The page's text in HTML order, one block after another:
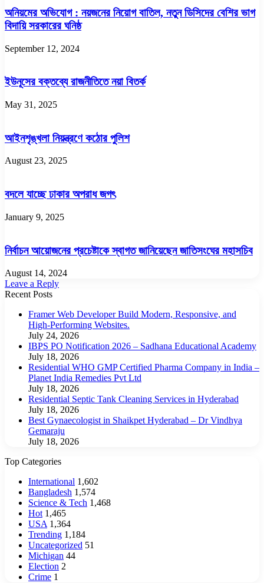
অনিয়মের অভিযোগ : নয়জনের নিয়োগ বাতিল, নতুন ডিসিদের বেশির ভাগ
বিদায়ি সরকারের ঘনিষ্ঠ
September 12, 2024
ইউনূসের বক্তব্যে রাজনীতিতে নয়া বিতর্ক
May 31, 2025
আইনশৃঙ্খলা নিয়ন্ত্রণে কঠোর পুলিশ
August 23, 2025
বদলে যাচ্ছে ঢাকার অপরাধ জগৎ
January 9, 2025
নির্বাচন আয়োজনের প্রচেষ্টাকে স্বাগত জানিয়েছেন জাতিসংঘের মহাসচিব
August 14, 2024
Leave a Reply
Recent Posts
Framer Web Developer Build Modern, Responsive, and
High-Performing Websites.
July 24, 2026
IBPS PO Notification 2026 – Sadhana Educational Academy
July 18, 2026
Residential WHO GMP Certified Pharma Company in India –
Planet India Remedies Pvt Ltd
July 18, 2026
Residential Septic Tank Cleaning Services in Hyderabad
July 18, 2026
Best Gynaecologist in Shaikpet Hyderabad – Dr Vindhya
Gemaraju
July 18, 2026
Top Categories
International 1,602
Bangladesh 1,574
Science & Tech 1,468
Hot 1,465
USA 1,364
Trending 1,184
Uncategorized 51
Michigan 44
Election 2
Crime 1